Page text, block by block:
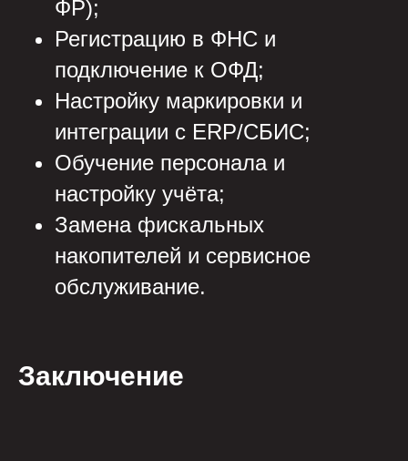
ФР);
Регистрацию в ФНС и
подключение к ОФД;
Настройку маркировки и
интеграции с ERP/СБИС;
Обучение персонала и
настройку учёта;
Замена фискальных
накопителей и сервисное
обслуживание.
Заключение